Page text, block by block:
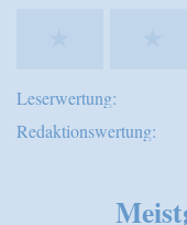
Leserwertung:
Redaktionswertung: